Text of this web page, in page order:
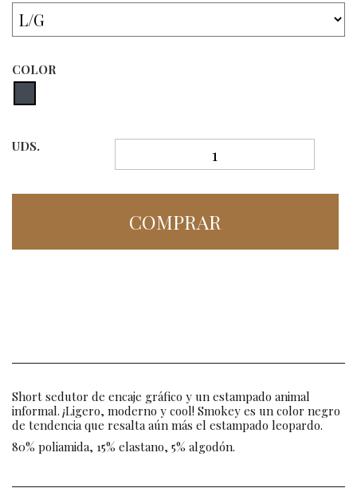
COLOR
UDS.
COMPRAR
Short sedutor de encaje gráfico y un estampado animal
informal. ¡Ligero, moderno y cool! Smokey es un color negro
de tendencia que resalta aún más el estampado leopardo.
80% poliamida, 15% elastano, 5% algodón.